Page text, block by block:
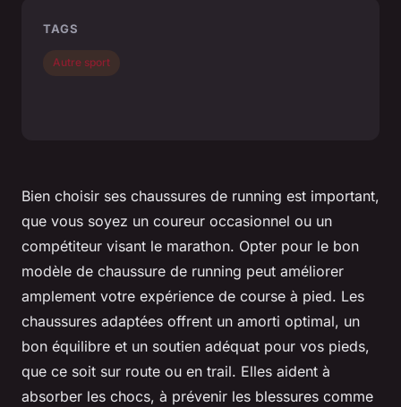
Bien choisir ses chaussures de running est important,
que vous soyez un coureur occasionnel ou un
compétiteur visant le marathon. Opter pour le bon
modèle de chaussure de running peut améliorer
amplement votre expérience de course à pied. Les
chaussures adaptées offrent un amorti optimal, un
bon équilibre et un soutien adéquat pour vos pieds,
que ce soit sur route ou en trail. Elles aident à
absorber les chocs, à prévenir les blessures comme
TAGS
Autre sport